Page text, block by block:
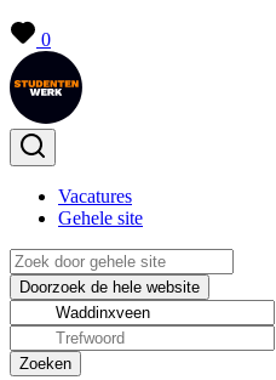
0
Vacatures
Gehele site